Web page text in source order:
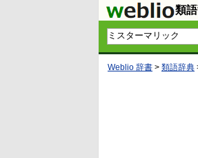
類
Weblio 辞書 > 類語辞典